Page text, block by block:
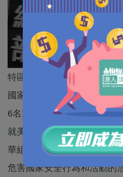
特區政府昨日（24日）將許
國家安全罪行的潛逃者，另
6名通緝人士。特區政府今
就美國、英國、加拿大等國
華組織對香港特區政府宣布
危害國家安全行為和活動的